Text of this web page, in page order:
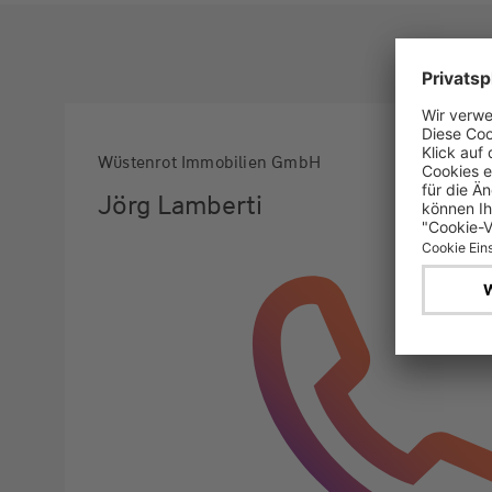
Wüstenrot Immobilien GmbH
Jörg Lamberti